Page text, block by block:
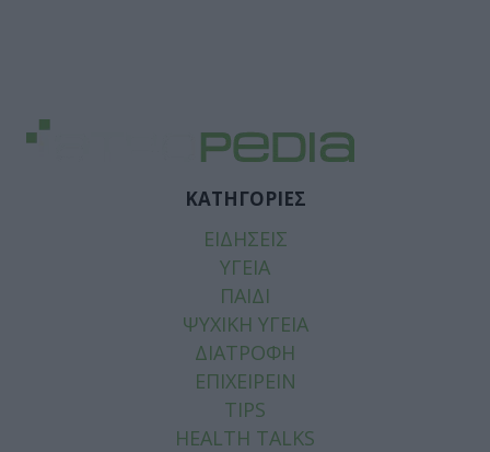
ΚΑΤΗΓΟΡΙΕΣ
ΕΙΔΗΣΕΙΣ
ΥΓΕΙΑ
ΠΑΙΔΙ
ΨΥΧΙΚΗ ΥΓΕΙΑ
ΔΙΑΤΡΟΦΗ
ΕΠΙΧΕΙΡΕΙΝ
TIPS
HEALTH TALKS